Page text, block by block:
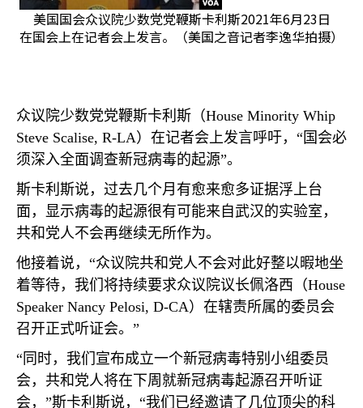
美国国会众议院少数党党鞭斯卡利斯2021年6月23日
在国会上在记者会上发言。（美国之音记者李逸华拍摄）
众议院少数党党鞭斯卡利斯（House Minority Whip
Steve Scalise, R-LA）在记者会上发言呼吁，“国会必
须深入全面调查新冠病毒的起源”。
斯卡利斯说，过去几个月有愈来愈多证据浮上台
面，显示病毒的起源很有可能来自武汉的实验室，
共和党人不会再继续无所作为。
他接着说，“众议院共和党人不会对此好整以暇地坐
着等待，我们将持续要求众议院议长佩洛西（House
Speaker Nancy Pelosi, D-CA）在辖责所属的委员会
召开正式听证会。”
“同时，我们宣布成立一个新冠病毒特别小组委员
会，共和党人将在下周就新冠病毒起源召开听证
会，”斯卡利斯说，“我们已经邀请了几位顶尖的科